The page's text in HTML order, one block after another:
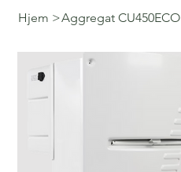
Hjem >Aggregat CU450ECO